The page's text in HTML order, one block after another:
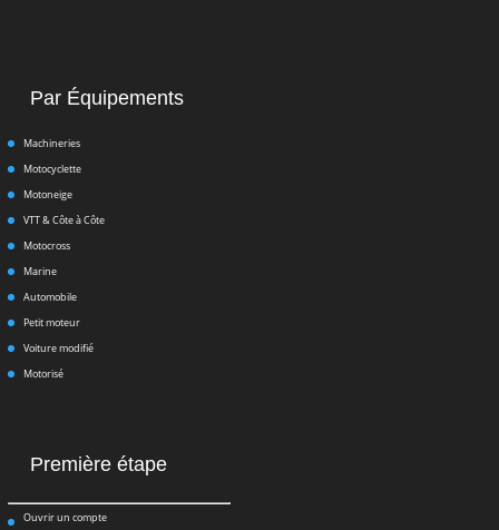
Par Équipements
Machineries
Motocyclette
Motoneige
VTT & Côte à Côte
Motocross
Marine
Automobile
Petit moteur
Voiture modifié
Motorisé
Première étape
Ouvrir un compte